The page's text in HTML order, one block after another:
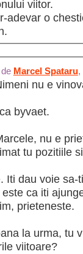
viitor.
adevar o
Marcel Spataru,
nu e
byvaet.
nu e
tu pozitiile
Iti dau voie sa-
este ca iti
prieteneste.
la urma, tu
viitoare?